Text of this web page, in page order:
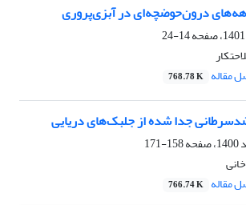
درون‌حوضچه‌ای در آبزی‌پروری
14-24
مقاله 768.78 K
جدا شده از جلبک‌های دریایی
158-171
مقاله 766.74 K